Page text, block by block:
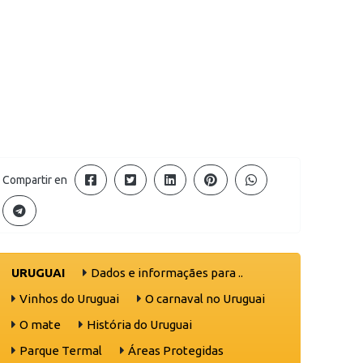
Compartir en
URUGUAI
Dados e informaçães para ..
Vinhos do Uruguai
O carnaval no Uruguai
O mate
História do Uruguai
Parque Termal
Áreas Protegidas